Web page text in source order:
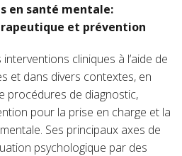
en santé mentale:
et prévention
cliniques à l’aide de
et dans divers contextes, en
procédures de diagnostic,
pour la prise en charge et la
Ses principaux axes de
psychologique par des